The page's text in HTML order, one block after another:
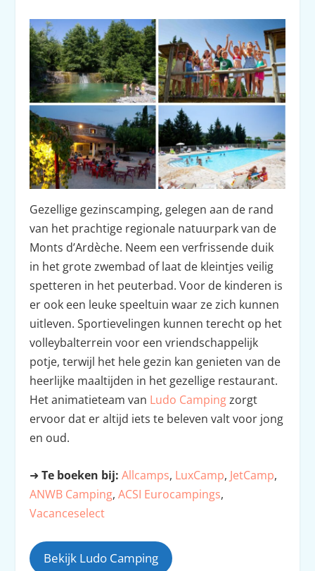
Gezellige gezinscamping, gelegen aan de rand
van het prachtige regionale natuurpark van de
Monts d’Ardèche. Neem een verfrissende duik
in het grote zwembad of laat de kleintjes veilig
spetteren in het peuterbad. Voor de kinderen is
er ook een leuke speeltuin waar ze zich kunnen
uitleven. Sportievelingen kunnen terecht op het
volleybalterrein voor een vriendschappelijk
potje, terwijl het hele gezin kan genieten van de
heerlijke maaltijden in het gezellige restaurant.
Het animatieteam van Ludo Campingzorgt
ervoor dat er altijd iets te beleven valt voor jong
en oud.
➜Te boeken bij: Allcamps, LuxCamp, JetCamp,
ANWB Camping,ACSI Eurocampings,
Vacanceselect
Bekijk Ludo Camping